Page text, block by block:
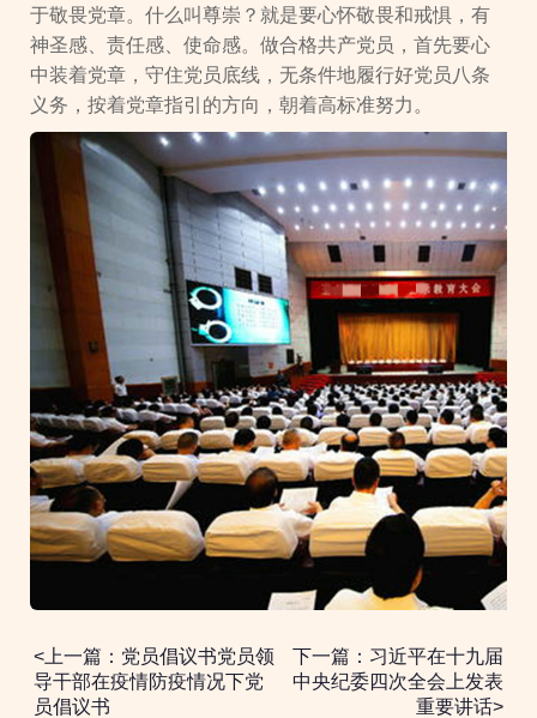
于敬畏党章。什么叫尊崇？就是要心怀敬畏和戒惧，有
神圣感、责任感、使命感。做合格共产党员，首先要心
中装着党章，守住党员底线，无条件地履行好党员八条
义务，按着党章指引的方向，朝着高标准努力。
<上一篇：党员倡议书党员领
导干部在疫情防疫情况下党
员倡议书
下一篇：习近平在十九届
中央纪委四次全会上发表
重要讲话>